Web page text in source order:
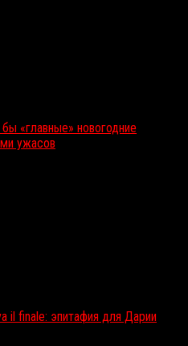
«главные» новогодние
ужасов
il finale: эпитафия для Дарии